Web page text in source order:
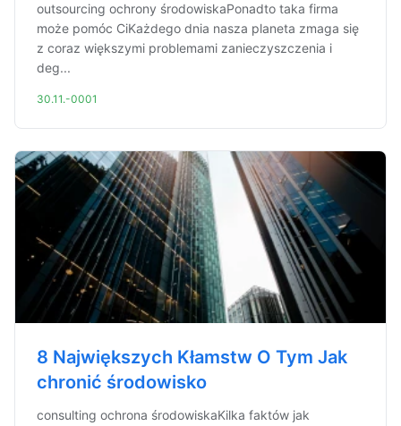
outsourcing ochrony środowiskaPonadto taka firma
może pomóc CiKażdego dnia nasza planeta zmaga się
z coraz większymi problemami zanieczyszczenia i
deg...
30.11.-0001
8 Największych Kłamstw O Tym Jak
chronić środowisko
consulting ochrona środowiskaKilka faktów jak